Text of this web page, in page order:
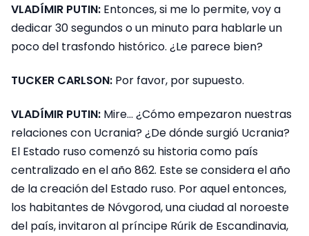
VLADÍMIR PUTIN: Entonces, si me lo permite, voy a
dedicar 30 segundos o un minuto para hablarle un
poco del trasfondo histórico. ¿Le parece bien?
TUCKER CARLSON: Por favor, por supuesto.
VLADÍMIR PUTIN: Mire… ¿Cómo empezaron nuestras
relaciones con Ucrania? ¿De dónde surgió Ucrania?
El Estado ruso comenzó su historia como país
centralizado en el año 862. Este se considera el año
de la creación del Estado ruso. Por aquel entonces,
los habitantes de Nóvgorod, una ciudad al noroeste
del país, invitaron al príncipe Rúrik de Escandinavia,